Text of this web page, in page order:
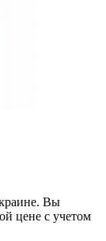
Вы
цене с учетом